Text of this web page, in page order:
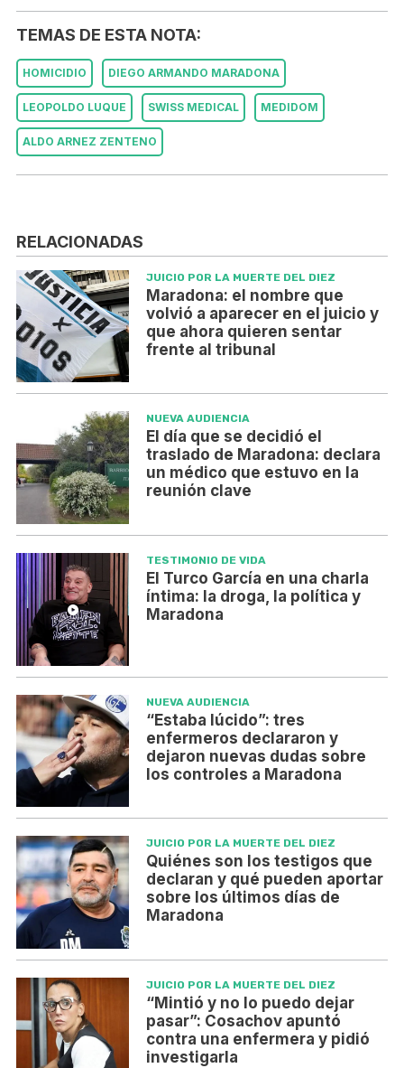
TEMAS DE ESTA NOTA:
HOMICIDIO DIEGO ARMANDO MARADONA
LEOPOLDO LUQUE SWISS MEDICAL MEDIDOM
ALDO ARNEZ ZENTENO
RELACIONADAS
JUICIO POR LA MUERTE DEL DIEZ
Maradona: el nombre que
volvió a aparecer en el juicio y
que ahora quieren sentar
frente al tribunal
NUEVA AUDIENCIA
El día que se decidió el
traslado de Maradona: declara
un médico que estuvo en la
reunión clave
TESTIMONIO DE VIDA
El Turco García en una charla
íntima: la droga, la política y
Maradona
NUEVA AUDIENCIA
“Estaba lúcido”: tres
enfermeros declararon y
dejaron nuevas dudas sobre
los controles a Maradona
JUICIO POR LA MUERTE DEL DIEZ
Quiénes son los testigos que
declaran y qué pueden aportar
sobre los últimos días de
Maradona
JUICIO POR LA MUERTE DEL DIEZ
“Mintió y no lo puedo dejar
pasar”: Cosachov apuntó
contra una enfermera y pidió
investigarla